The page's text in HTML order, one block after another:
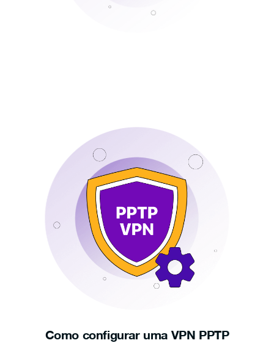
Como configurar uma VPN PPTP